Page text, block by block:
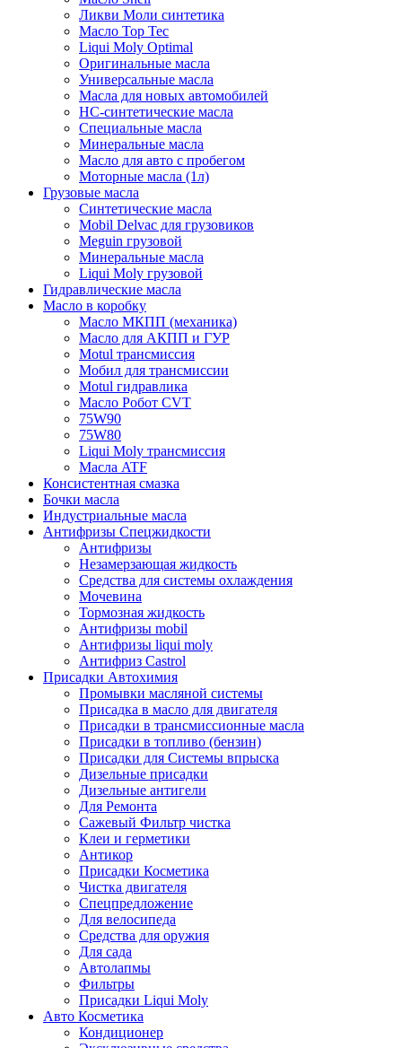
Ликви Моли синтетика
Масло Top Tec
Liqui Moly Optimal
Оригинальные масла
Универсальные масла
Масла для новых автомобилей
HC-синтетические масла
Специальные масла
Минеральные масла
Масло для авто с пробегом
Моторные масла (1л)
Грузовые масла
Синтетические масла
Mobil Delvac для грузовиков
Meguin грузовой
Минеральные масла
Liqui Moly грузовой
Гидравлические масла
Масло в коробку
Масло МКПП (механика)
Масло для АКПП и ГУР
Motul трансмиссия
Мобил для трансмиссии
Motul гидравлика
Масло Робот CVT
75W90
75W80
Liqui Moly трансмиссия
Масла ATF
Консистентная смазка
Бочки масла
Индустриальные масла
Антифризы Спецжидкости
Антифризы
Незамерзающая жидкость
Средства для системы охлаждения
Мочевина
Тормозная жидкость
Антифризы mobil
Антифризы liqui moly
Антифриз Castrol
Присадки Автохимия
Промывки масляной системы
Присадка в масло для двигателя
Присадки в трансмиссионные масла
Присадки в топливо (бензин)
Присадки для Системы впрыска
Дизельные присадки
Дизельные антигели
Для Ремонта
Сажевый Фильтр чистка
Клеи и герметики
Антикор
Присадки Косметика
Чистка двигателя
Спецпредложение
Для велосипеда
Средства для оружия
Для сада
Автолапмы
Фильтры
Присадки Liqui Moly
Авто Косметика
Кондиционер